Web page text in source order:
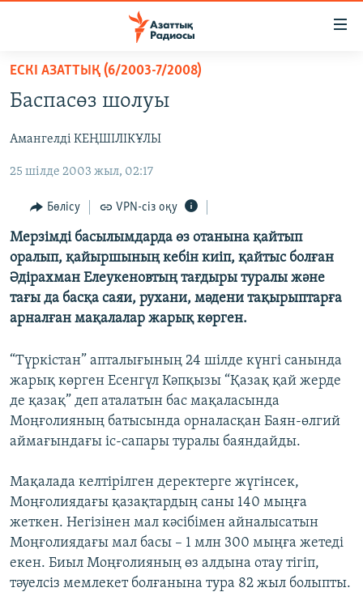
Skip
main
Skip
to
Navigation
to
Search
AZATTYQTV
ҚАҢТАР ОҚИҒАСЫ
АДАМ ҚҰҚЫҚТАРЫ
ӘЛЕУМЕТ
ӘЛЕМ
АРНАЙЫ ЖОБАЛАР
ЖАЗЫЛЫҢЫЗ
Басқа тілдерде
ЕСКІ АЗАТТЫҚ (6/2003-7/2008)
Баспасөз шолуы
Амангелді КЕҢШІЛІКҰЛЫ
25 шілде 2003 жыл, 02:17
Бөлісу VPN-сіз оқу
Мерзімді басылымдарда өз отанына қайтып
оралып, қайыршының кебін киіп, қайтыс болған
Әдірахман Елеукеновтың тағдыры туралы және
тағы да басқа саяи, рухани, мәдени тақырыптарға
арналған мақалалар жарық көрген.
“Түркістан” апталығының 24 шілде күнгі санында
жарық көрген Есенгүл Кәпқызы “Қазақ қай жерде
де қазақ” деп аталатын бас мақаласында
Моңғолияның батысында орналасқан Баян-өлгий
аймағындағы іс-сапары туралы баяндайды.
Мақалада келтірілген деректерге жүгінсек,
Моңғолиядағы қазақтардың саны 140 мыңға
жеткен. Негізінен мал кәсібімен айналысатын
Моңғолиядағы мал басы – 1 млн 300 мыңға жетеді
екен. Биыл Моңғолияның өз алдына отау тігіп,
тәуелсіз мемлекет болғанына тура 82 жыл болыпты.